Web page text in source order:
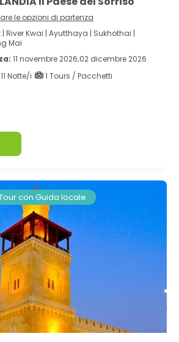
le opzioni di partenza
| River Kwai | Ayutthaya | Sukhothai |
Mai
11 novembre 2026;02 dicembre 2026
11 Notte/i
1 Tours / Pacchetti
con Guida locale